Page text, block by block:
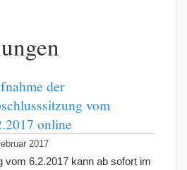
der
vom
online
2017
vom 6.2.2017 kann ab sofort im